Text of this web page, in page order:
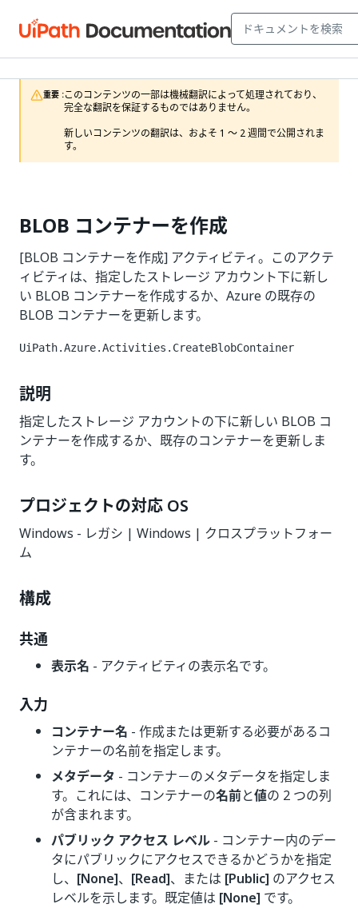
重要 :このコンテンツの一部は機械翻訳によって処理されており、
完全な翻訳を保証するものではありません。
新しいコンテンツの翻訳は、およそ 1 ～ 2 週間で公開されま
す。
BLOB コンテナーを作成
[BLOB コンテナーを作成] アクティビティ。このアクテ
ィビティは、指定したストレージ アカウント下に新し
い BLOB コンテナーを作成するか、Azure の既存の
BLOB コンテナーを更新します。
UiPath.Azure.Activities.CreateBlobContainer
説明
指定したストレージ アカウントの下に新しい BLOB コ
ンテナーを作成するか、既存のコンテナーを更新しま
す。
プロジェクトの対応 OS
Windows - レガシ | Windows | クロスプラットフォー
ム
構成
共通
表示名 - アクティビティの表示名です。
入力
コンテナー名 - 作成または更新する必要があるコ
ンテナーの名前を指定します。
メタデータ - コンテナ－のメタデータを指定しま
す。これには、コンテナーの名前と値の 2 つの列
が含まれます。
パブリック アクセス レベル - コンテナー内のデー
タにパブリックにアクセスできるかどうかを指定
し、 [None]、 [Read]、または [Public] のアクセス
レベルを示します。既定値は [None] です。